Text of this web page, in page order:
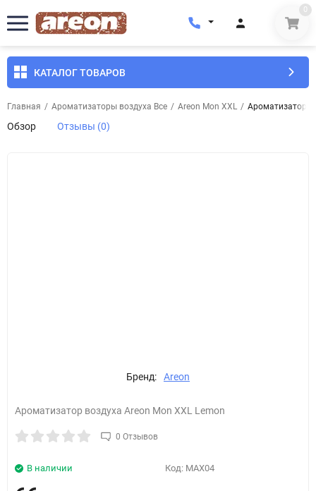
0
КАТАЛОГ ТОВАРОВ
Главная / Ароматизаторы воздуха Все / Areon Mon XXL / Ароматизатор
Обзор Отзывы (0)
Бренд: Areon
Ароматизатор воздуха Areon Mon XXL Lemon
0 Отзывов
В наличии Код: MAX04